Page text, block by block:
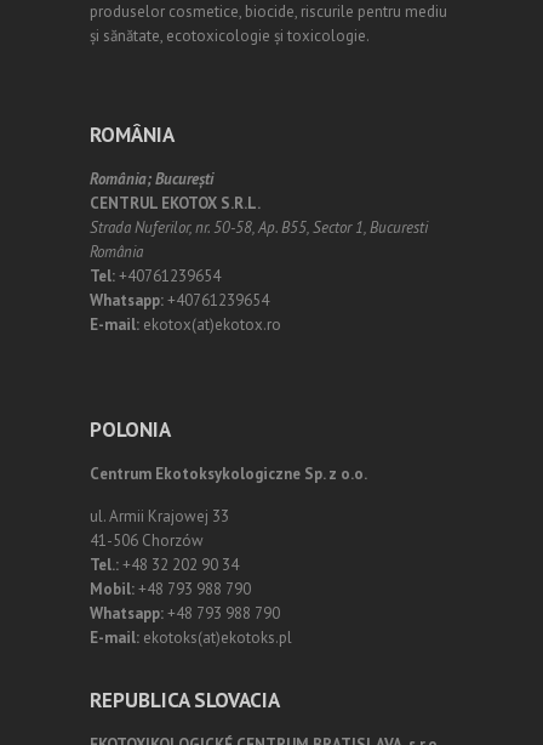
produselor cosmetice, biocide, riscurile pentru mediu
și sănătate, ecotoxicologie și toxicologie.
ROMÂNIA
România;Bucureşti
CENTRUL EKOTOX S.R.L.
Strada Nuferilor, nr. 50-58, Ap. B55, Sector 1, Bucuresti
România
Tel:+40761239654
Whatsapp:+40761239654
E-mail: ekotox(at)ekotox.ro
POLONIA
Centrum Ekotoksykologiczne Sp. z o.o.
ul. Armii Krajowej 33
41-506 Chorzów
Tel.:+48 32 202 90 34
Mobil:+48 793 988 790
Whatsapp:+48 793 988 790
E-mail: ekotoks(at)ekotoks.pl
REPUBLICA SLOVACIA